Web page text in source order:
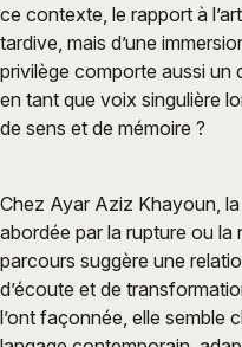
ce contexte, le rapport à
tardive, mais d’une
privilège comporte aussi un
en tant que voix singulière
de sens et de mémoire ?
Chez Ayar Aziz Khayoun,
abordée par la rupture ou
parcours suggère une
d’écoute et de
l’ont façonnée, elle semble